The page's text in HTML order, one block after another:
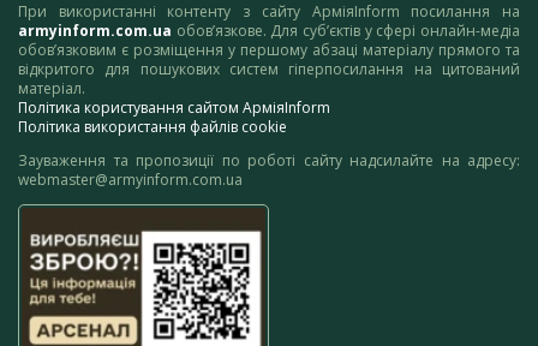
При використанні контенту з сайту АрміяInform посилання на
armyinform.com.ua обов’язкове. Для суб’єктів у сфері онлайн-медіа
обов’язковим є розміщення у першому абзаці матеріалу прямого та
відкритого для пошукових систем гіперпосилання на цитований
матеріал.
Політика користування сайтом АрміяInform
Політика використання файлів cookie
Зауваження та пропозиції по роботі сайту надсилайте на адресу:
webmaster@armyinform.com.ua